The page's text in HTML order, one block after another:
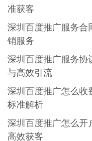
准获客
深圳百度推广服务合
销服务
深圳百度推广服务协
与高效引流
深圳百度推广怎么收
标准解析
深圳百度推广怎么开
高效获客